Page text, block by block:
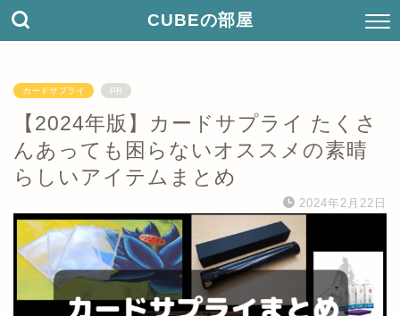
CUBEの部屋
カードサプライ PR
【2024年版】カードサプライ たくさ
んあっても困らないオススメの素晴
らしいアイテムまとめ
2024年2月22日